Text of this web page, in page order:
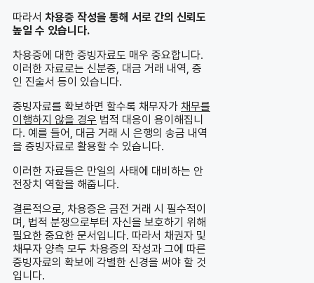
따라서 차용증 작성을 통해 서로 간의 신뢰도
높일 수 있습니다.
차용증에 대한 증빙자료도 매우 중요합니다.
이러한 자료로는 신분증, 대금 거래 내역, 증
인 진술서 등이 있습니다.
증빙자료를 확보하면 할수록 채무자가 채무를
이행하지 않을 경우 법적 대응이 용이해집니
다. 예를 들어, 대금 거래 시 은행의 송금 내역
을 증빙자료로 활용할 수 있습니다.
이러한 자료들은 만일의 사태에 대비하는 안
전장치 역할을 해줍니다.
결론적으로, 차용증은 금전 거래 시 필수적이
며, 법적 분쟁으로부터 자신을 보호하기 위해
필요한 중요한 문서입니다. 따라서 채권자 및
채무자 양측 모두 차용증의 작성과 그에 따른
증빙자료의 확보에 각별한 신경을 써야 할 것
입니다.